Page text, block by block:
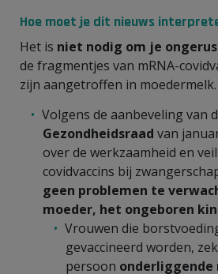
Hoe moet je dit nieuws
Het is niet nodig om je
de fragmentjes van mRNA-
zijn aangetroffen in moedermelk.
Volgens de aanbeveling van
Gezondheidsraad van
over de werkzaamheid en
covidvaccins bij
geen problemen te
moeder, het ongeboren
Vrouwen die
gevaccineerd worden,
persoon o